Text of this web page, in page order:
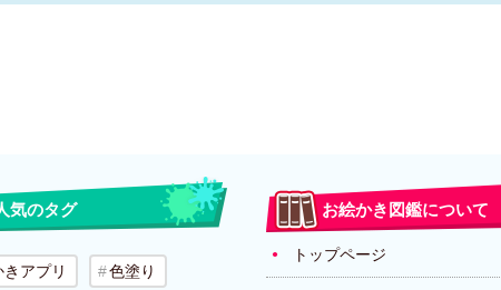
気のタグ
アプリ 色塗り
お絵かき図鑑について
トップページ